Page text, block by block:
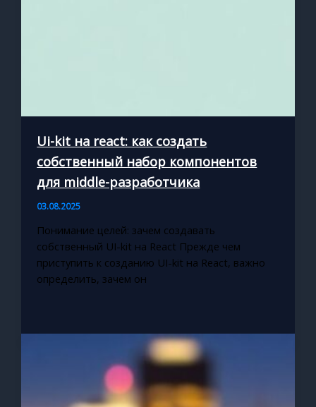
Ui-kit на react: как создать
собственный набор компонентов
для middle-разработчика
03.08.2025
Понимание целей: зачем создавать
собственный UI-kit на React Прежде чем
приступить к созданию UI-kit на React, важно
определить, зачем он